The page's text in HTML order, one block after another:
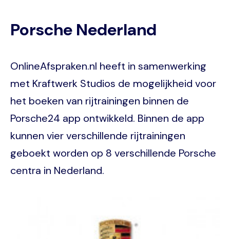
Porsche Nederland
OnlineAfspraken.nl heeft in samenwerking
met Kraftwerk Studios de mogelijkheid voor
het boeken van rijtrainingen binnen de
Porsche24 app ontwikkeld. Binnen de app
kunnen vier verschillende rijtrainingen
geboekt worden op 8 verschillende Porsche
centra in Nederland.